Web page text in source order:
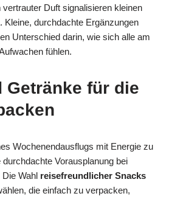
Duft signalisieren kleinen
Kleine, durchdachte Ergänzungen
Unterschied darin, wie sich alle am
fühlen.
Getränke für die
Wochenendausflugs mit Energie zu
Vorausplanung bei
Wahl reisefreundlicher Snacks
die einfach zu verpacken,